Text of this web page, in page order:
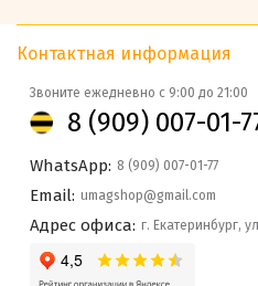
Контактная информация
Звоните ежедневно с 9:00 до 21:00
8 (909) 007-01-
WhatsApp: 8 (909) 007-01-77
Email: umagshop@gmail.com
Адрес офиса: г. Екатеринбург,